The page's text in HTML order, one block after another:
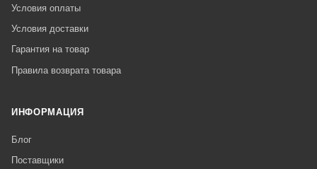
Условия оплаты
Условия доставки
Гарантия на товар
Правила возврата товара
ИНФОРМАЦИЯ
Блог
Поставщики